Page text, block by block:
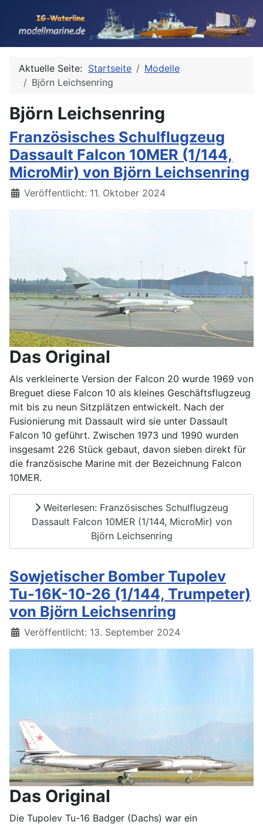
Aktuelle Seite: Startseite
Modelle
Björn Leichsenring
Björn Leichsenring
Französisches Schulflugzeug
Dassault Falcon 10MER (1/144,
MicroMir) von Björn Leichsenring
Details
Veröffentlicht: 11. Oktober 2024
Das Original
Als verkleinerte Version der Falcon 20 wurde 1969 von
Breguet diese Falcon 10 als kleines Geschäftsflugzeug
mit bis zu neun Sitzplätzen entwickelt. Nach der
Fusionierung mit Dassault wird sie unter Dassault
Falcon 10 geführt. Zwischen 1973 und 1990 wurden
insgesamt 226 Stück gebaut, davon sieben direkt für
die französische Marine mit der Bezeichnung Falcon
10MER.
Weiterlesen: Französisches Schulflugzeug
Dassault Falcon 10MER (1/144, MicroMir) von
Björn Leichsenring
Sowjetischer Bomber Tupolev
Tu-16K-10-26 (1/144, Trumpeter)
von Björn Leichsenring
Details
Veröffentlicht: 13. September 2024
Das Original
Die Tupolev Tu-16 Badger (Dachs) war ein